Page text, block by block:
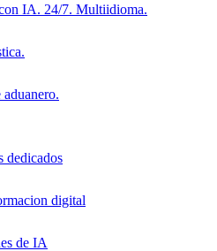
IA. 24/7. Multiidioma.
dedicados
digital
de IA